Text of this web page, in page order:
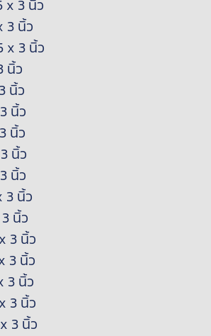
x 3 นิ้ว
3 นิ้ว
x 3 นิ้ว
นิ้ว
นิ้ว
นิ้ว
นิ้ว
นิ้ว
นิ้ว
3 นิ้ว
3 นิ้ว
3 นิ้ว
3 นิ้ว
3 นิ้ว
3 นิ้ว
3 นิ้ว